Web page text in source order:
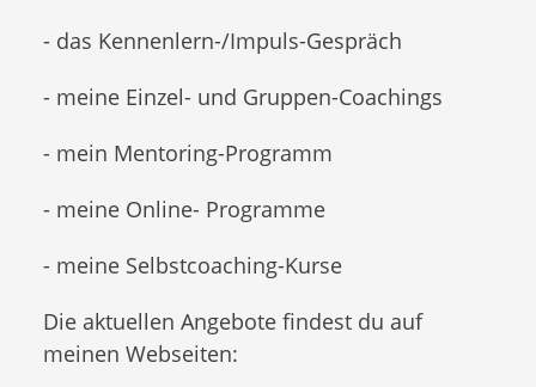
- das Kennenlern-/Impuls-Gespräch
- meine Einzel- und Gruppen-Coachings
- mein Mentoring-Programm
- meine Online- Programme
- meine Selbstcoaching-Kurse
Die aktuellen Angebote findest du auf
meinen Webseiten: